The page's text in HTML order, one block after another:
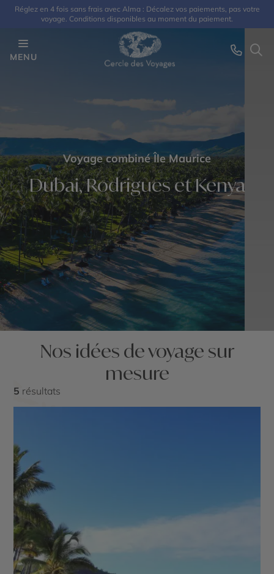
Réglez en 4 fois sans frais avec Alma : Décalez vos paiements, pas votre
voyage. Conditions disponibles au moment du paiement.
MENU
Voyage combiné Île Maurice
Dubai, Rodrigues et Kenya
Nos idées de voyage sur
mesure
5 résultats